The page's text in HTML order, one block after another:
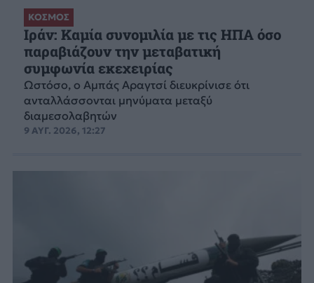
ΚΟΣΜΟΣ
Ιράν: Καμία συνομιλία με τις ΗΠΑ όσο
παραβιάζουν την μεταβατική
συμφωνία εκεχειρίας
Ωστόσο, ο Αμπάς Αραγτσί διευκρίνισε ότι
ανταλλάσσονται μηνύματα μεταξύ
διαμεσολαβητών
9 ΑΥΓ. 2026, 12:27